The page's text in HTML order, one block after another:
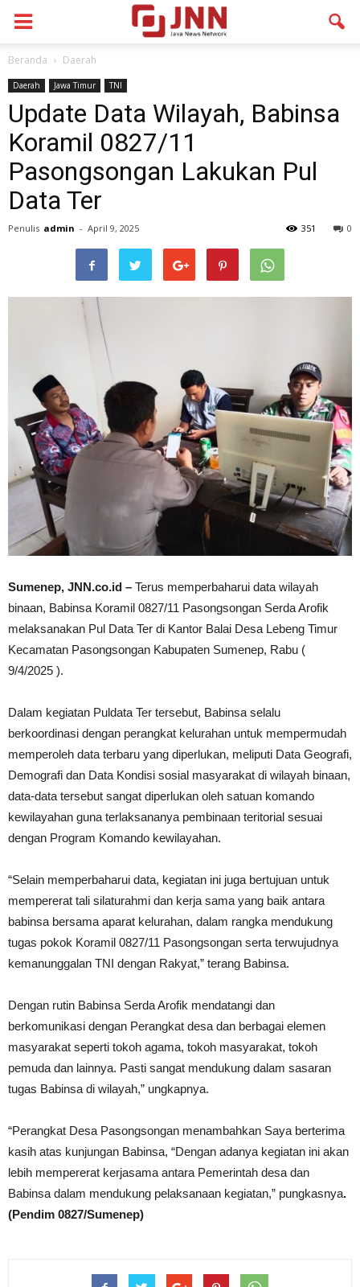
Beranda Daerah
Daerah Jawa Timur TNI
Update Data Wilayah, Babinsa
Koramil 0827/11
Pasongsongan Lakukan Pul
Data Ter
Penulis admin - April 9, 2025 0
351
Sumenep, JNN.co.id – Terus memperbaharui data wilayah
binaan, Babinsa Koramil 0827/11 Pasongsongan Serda Arofik
melaksanakan Pul Data Ter di Kantor Balai Desa Lebeng Timur
Kecamatan Pasongsongan Kabupaten Sumenep, Rabu (
9/4/2025 ).
Dalam kegiatan Puldata Ter tersebut, Babinsa selalu
berkoordinasi dengan perangkat kelurahan untuk mempermudah
memperoleh data terbaru yang diperlukan, meliputi Data Geografi,
Demografi dan Data Kondisi sosial masyarakat di wilayah binaan,
data-data tersebut sangat diperlukan oleh satuan komando
kewilayahan guna terlaksananya pembinaan teritorial sesuai
dengan Program Komando kewilayahan.
“Selain memperbaharui data, kegiatan ini juga bertujuan untuk
mempererat tali silaturahmi dan kerja sama yang baik antara
babinsa bersama aparat kelurahan, dalam rangka mendukung
tugas pokok Koramil 0827/11 Pasongsongan serta terwujudnya
kemanunggalan TNI dengan Rakyat,” terang Babinsa.
Dengan rutin Babinsa Serda Arofik mendatangi dan
berkomunikasi dengan Perangkat desa dan berbagai elemen
masyarakat seperti tokoh agama, tokoh masyarakat, tokoh
pemuda dan lainnya. Pasti sangat mendukung dalam sasaran
tugas Babinsa di wilayah,” ungkapnya.
“Perangkat Desa Pasongsongan menambahkan Saya berterima
kasih atas kunjungan Babinsa, “Dengan adanya kegiatan ini akan
lebih mempererat kerjasama antara Pemerintah desa dan
Babinsa dalam mendukung pelaksanaan kegiatan,” pungkasnya.
(Pendim 0827/Sumenep)